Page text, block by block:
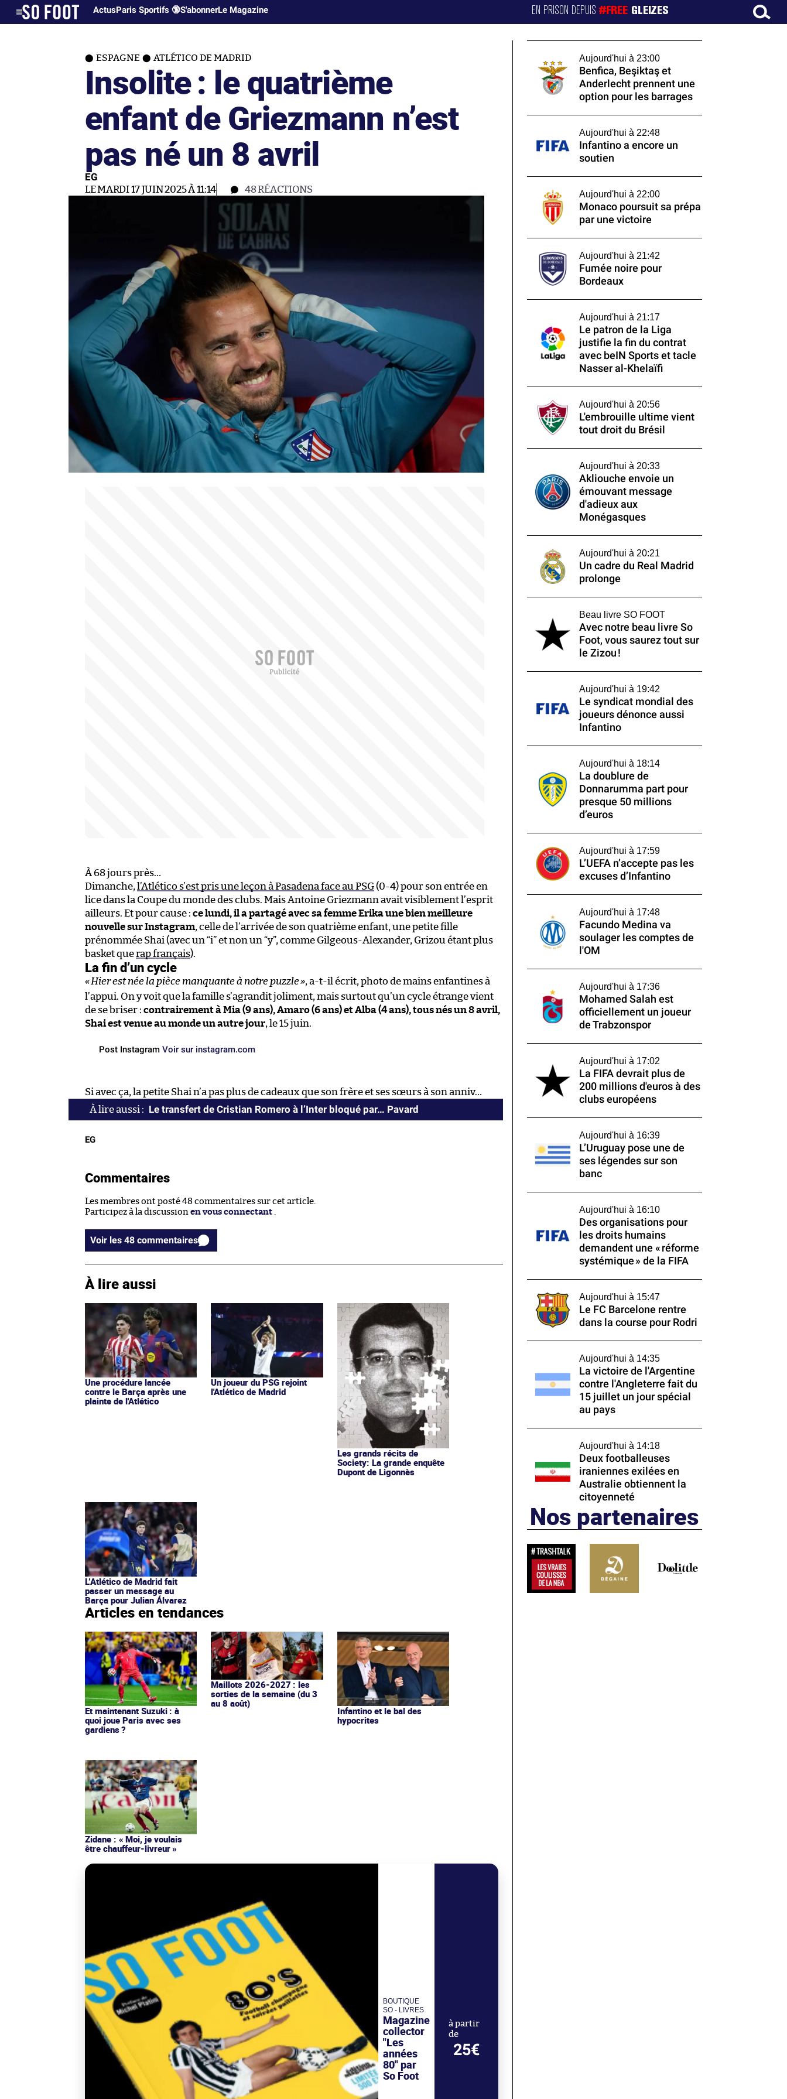
ActusParis Sportifs 🔞S'abonnerLe Magazine EN PRISON DEPUIS#FREE GLEIZES
ESPAGNE ATLÉTICO DE MADRID
Insolite : le quatrième
enfant de Griezmann n’est
pas né un 8 avril
EG
LE MARDI 17 JUIN 2025 À 11:14 48RÉACTIONS
À 68 jours près…
Dimanche, l’Atlético s’est pris une leçon à Pasadena face au PSG(0-4) pour son entrée en
lice dans la Coupe du monde des clubs. Mais Antoine Griezmann avait visiblement l’esprit
ailleurs. Et pour cause : ce lundi, il a partagé avec sa femme Erika une bien meilleure
nouvelle sur Instagram, celle de l’arrivée de son quatrième enfant, une petite fille
prénommée Shai (avec un “i” et non un “y”, comme Gilgeous-Alexander, Grizou étant plus
basket querap français).
La fin d’un cycle
«Hier est née la pièce manquante à notre puzzle», a-t-il écrit, photo de mains enfantines à
l’appui. On y voit que la famille s’agrandit joliment, mais surtout qu’un cycle étrange vient
de se briser : contrairement à Mia (9 ans), Amaro (6 ans) et Alba (4 ans), tous nés un 8 avril,
Shai est venue au monde un autre jour, le 15 juin.
Post Instagram Voir sur instagram.com
Si avec ça, la petite Shai n’a pas plus de cadeaux que son frère et ses sœurs à son anniv…
Le transfert de Cristian Romero à l’Inter bloqué par… Pavard
EG
Commentaires
Les membres ont posté 48 commentaires sur cet article.
Participez à la discussion en vous connectant
Voir les 48 commentaires
À lire aussi
Une procédure lancée
contre le Barça après une
plainte de l'Atlético
Un joueur du PSG rejoint
l'Atlético de Madrid
Les grands récits de
Society: La grande enquête
Dupont de Ligonnès
L’Atlético de Madrid fait
passer un message au
Barça pour Julian Álvarez
Articles en tendances
Et maintenant Suzuki : à
quoi joue Paris avec ses
gardiens ?
Maillots 2026-2027 : les
sorties de la semaine (du 3
au 8 août)
Infantino et le bal des
hypocrites
Zidane : « Moi, je voulais
être chauffeur-livreur »
BOUTIQUE
SO - LIVRES
Magazine
collector
"Les
années
80" par
So Foot
à partir
de
25€
Aujourd'hui à 23:00
Benfica, Beşiktaş et
Anderlecht prennent une
option pour les barrages
Aujourd'hui à 22:48
Infantino a encore un
soutien
Aujourd'hui à 22:00
Monaco poursuit sa prépa
par une victoire
Aujourd'hui à 21:42
Fumée noire pour
Bordeaux
Aujourd'hui à 21:17
Le patron de la Liga
justifie la fin du contrat
avec beIN Sports et tacle
Nasser al-Khelaïfi
Aujourd'hui à 20:56
L'embrouille ultime vient
tout droit du Brésil
Aujourd'hui à 20:33
Akliouche envoie un
émouvant message
d'adieux aux
Monégasques
Aujourd'hui à 20:21
Un cadre du Real Madrid
prolonge
Beau livre SO FOOT
Avec notre beau livre So
Foot, vous saurez tout sur
le Zizou !
Aujourd'hui à 19:42
Le syndicat mondial des
joueurs dénonce aussi
Infantino
Aujourd'hui à 18:14
La doublure de
Donnarumma part pour
presque 50 millions
d’euros
Aujourd'hui à 17:59
L’UEFA n’accepte pas les
excuses d’Infantino
Aujourd'hui à 17:48
Facundo Medina va
soulager les comptes de
l'OM
Aujourd'hui à 17:36
Mohamed Salah est
officiellement un joueur
de Trabzonspor
Aujourd'hui à 17:02
La FIFA devrait plus de
200 millions d'euros à des
clubs européens
Aujourd'hui à 16:39
L’Uruguay pose une de
ses légendes sur son
banc
Aujourd'hui à 16:10
Des organisations pour
les droits humains
demandent une « réforme
systémique » de la FIFA
Aujourd'hui à 15:47
Le FC Barcelone rentre
dans la course pour Rodri
Aujourd'hui à 14:35
La victoire de l'Argentine
contre l'Angleterre fait du
15 juillet un jour spécial
au pays
Aujourd'hui à 14:18
Deux footballeuses
iraniennes exilées en
Australie obtiennent la
citoyenneté
Nos partenaires